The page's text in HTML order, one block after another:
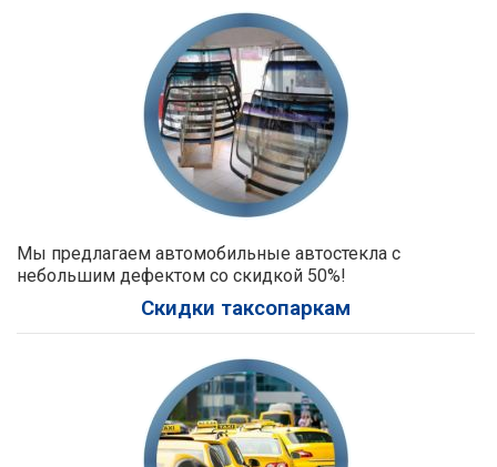
Мы предлагаем автомобильные автостекла с
небольшим дефектом со скидкой 50%!
Скидки таксопаркам